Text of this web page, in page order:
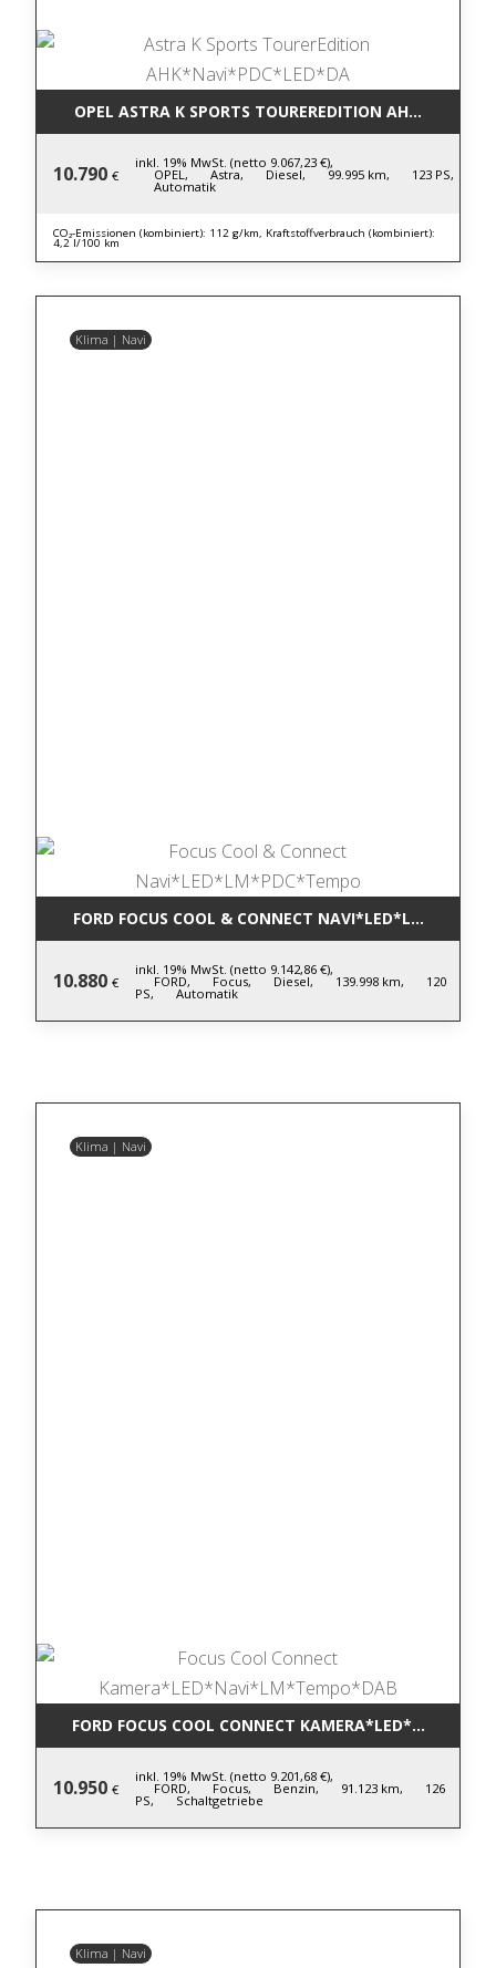
OPEL ASTRA K SPORTS TOUREREDITION
10.790 €
inkl. 19% MwSt. (netto 9.067,23 €),
OPEL, Astra, Diesel, 99.995 km, 123 PS,
Automatik
CO₂-Emissionen (kombiniert): 112 g/km, Kraftstoffverbrauch (kombiniert):
4,2 l/100 km
Klima | Navi
FORD FOCUS COOL & CONNECT
10.880 €
inkl. 19% MwSt. (netto 9.142,86 €),
FORD, Focus, Diesel, 139.998 km, 120
PS, Automatik
Klima | Navi
FORD FOCUS COOL CONNECT
10.950 €
inkl. 19% MwSt. (netto 9.201,68 €),
FORD, Focus, Benzin, 91.123 km, 126
PS, Schaltgetriebe
Klima | Navi